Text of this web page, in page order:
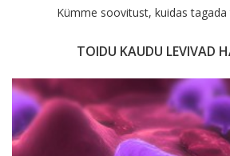
Kümme soovitust, kuidas tagada
TOIDU KAUDU LEVIVAD